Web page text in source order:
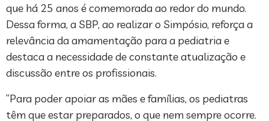
que há 25 anos é comemorada ao redor do mundo.
Dessa forma, a SBP, ao realizar o Simpósio, reforça a
relevância da amamentação para a pediatria e
destaca a necessidade de constante atualização e
discussão entre os profissionais.
“Para poder apoiar as mães e famílias, os pediatras
têm que estar preparados, o que nem sempre ocorre.